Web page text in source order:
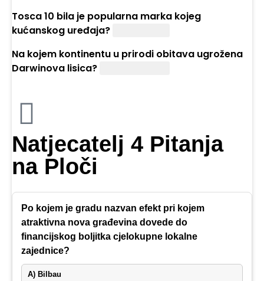
Tosca 10 bila je popularna marka kojeg
kućanskog uređaja?
Na kojem kontinentu u prirodi obitava ugrožena
Darwinova lisica?
Natjecatelj 4 Pitanja
na Ploči
Po kojem je gradu nazvan efekt pri kojem
atraktivna nova građevina dovede do
financijskog boljitka cjelokupne lokalne
zajednice?
A) Bilbau